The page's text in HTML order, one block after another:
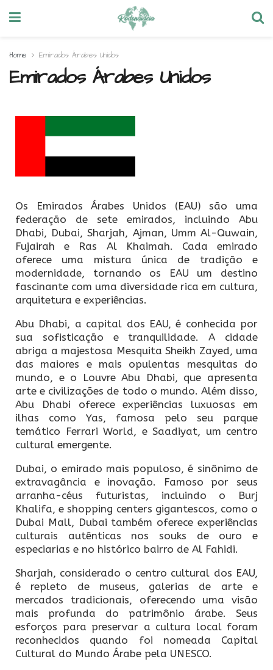
Home Emirados Árabes Unidos
Emirados Árabes Unidos
Os Emirados Árabes Unidos (EAU) são uma
federação de sete emirados, incluindo Abu
Dhabi, Dubai, Sharjah, Ajman, Umm Al-Quwain,
Fujairah e Ras Al Khaimah. Cada emirado
oferece uma mistura única de tradição e
modernidade, tornando os EAU um destino
fascinante com uma diversidade rica em cultura,
arquitetura e experiências.
Abu Dhabi, a capital dos EAU, é conhecida por
sua sofisticação e tranquilidade. A cidade
abriga a majestosa Mesquita Sheikh Zayed, uma
das maiores e mais opulentas mesquitas do
mundo, e o Louvre Abu Dhabi, que apresenta
arte e civilizações de todo o mundo. Além disso,
Abu Dhabi oferece experiências luxuosas em
ilhas como Yas, famosa pelo seu parque
temático Ferrari World, e Saadiyat, um centro
cultural emergente.
Dubai, o emirado mais populoso, é sinônimo de
extravagância e inovação. Famoso por seus
arranha-céus futuristas, incluindo o Burj
Khalifa, e shopping centers gigantescos, como o
Dubai Mall, Dubai também oferece experiências
culturais autênticas nos souks de ouro e
especiarias e no histórico bairro de Al Fahidi.
Sharjah, considerado o centro cultural dos EAU,
é repleto de museus, galerias de arte e
mercados tradicionais, oferecendo uma visão
mais profunda do patrimônio árabe. Seus
esforços para preservar a cultura local foram
reconhecidos quando foi nomeada Capital
Cultural do Mundo Árabe pela UNESCO.